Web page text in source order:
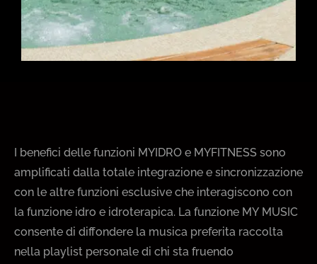
I benefici delle funzioni MYIDRO e MYFITNESS sono
amplificati dalla totale integrazione e sincronizzazione
con le altre funzioni esclusive che interagiscono con
la funzione idro e idroterapica. La funzione MY MUSIC
consente di diffondere la musica preferita raccolta
nella playlist personale di chi sta fruendo